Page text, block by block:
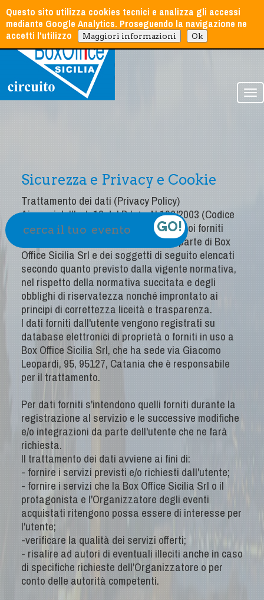
Sicurezza e Privacy e Cookie
Trattamento dei dati (Privacy Policy)
Ai sensi dell'art. 13 del D.Lgs. N.196/2003 (Codice
della Privacy) informiamo che i dati a noi forniti
saranno oggetto di trattamento, da parte di Box
Office Sicilia Srl e dei soggetti di seguito elencati
secondo quanto previsto dalla vigente normativa,
nel rispetto della normativa succitata e degli
obblighi di riservatezza nonché improntato ai
principi di correttezza liceità e trasparenza.
I dati forniti dall'utente vengono registrati su
database elettronici di proprietà o forniti in uso a
Box Office Sicilia Srl, che ha sede via Giacomo
Leopardi, 95, 95127, Catania che è responsabile
per il trattamento.
Per dati forniti s'intendono quelli forniti durante la
registrazione al servizio e le successive modifiche
e/o integrazioni da parte dell'utente che ne farà
richiesta.
ll trattamento dei dati avviene ai fini di:
- fornire i servizi previsti e/o richiesti dall'utente;
- fornire i servizi che la Box Office Sicilia Srl o il
protagonista e l'Organizzatore degli eventi
acquistati ritengono possa essere di interesse per
l'utente;
-verificare la qualità dei servizi offerti;
- risalire ad autori di eventuali illeciti anche in caso
di specifiche richieste dell'Organizzatore o per
conto delle autorità competenti.
Questo sito utilizza cookies tecnici e analizza gli accessi
mediante Google Analytics. Proseguendo la navigazione ne
accetti l'utilizzo
Maggiori informazioni Ok